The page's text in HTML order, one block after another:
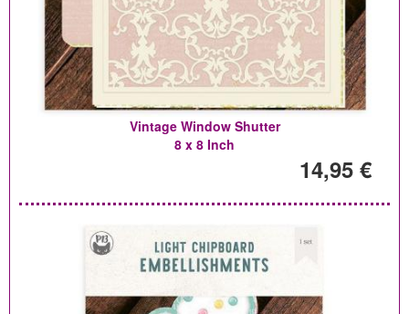
Vintage Window Shutter
8 x 8 Inch
14,95 €